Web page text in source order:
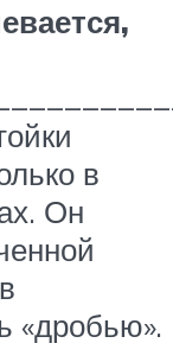
в
Он
«дробью».